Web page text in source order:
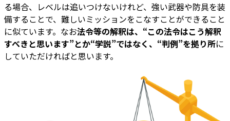
る場合、レベルは追いつけないけれど、強い武器や防具を装
備することで、難しいミッションをこなすことができること
に似ています。なお法令等の解釈は、“この法令はこう解釈
すべきと思います”とか“学説”ではなく、“判例”を拠り所に
していただければと思います。